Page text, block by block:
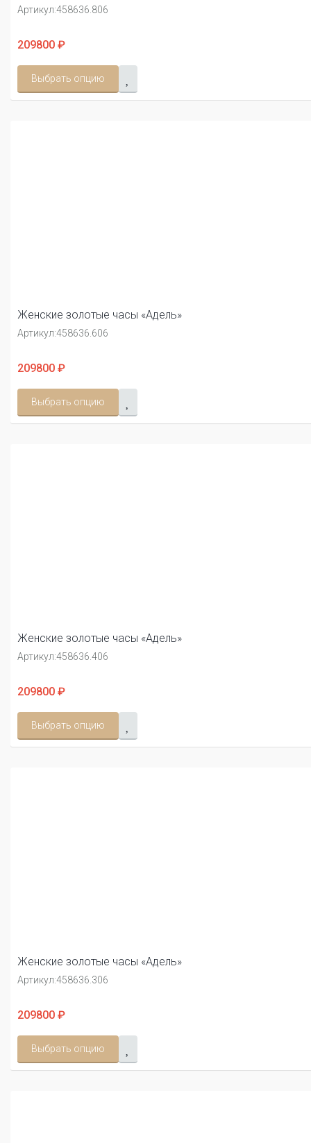
Артикул:458636.806
209800 ₽
Выбрать опцию
Женские золотые часы «Адель»
Артикул:458636.606
209800 ₽
Выбрать опцию
Женские золотые часы «Адель»
Артикул:458636.406
209800 ₽
Выбрать опцию
Женские золотые часы «Адель»
Артикул:458636.306
209800 ₽
Выбрать опцию